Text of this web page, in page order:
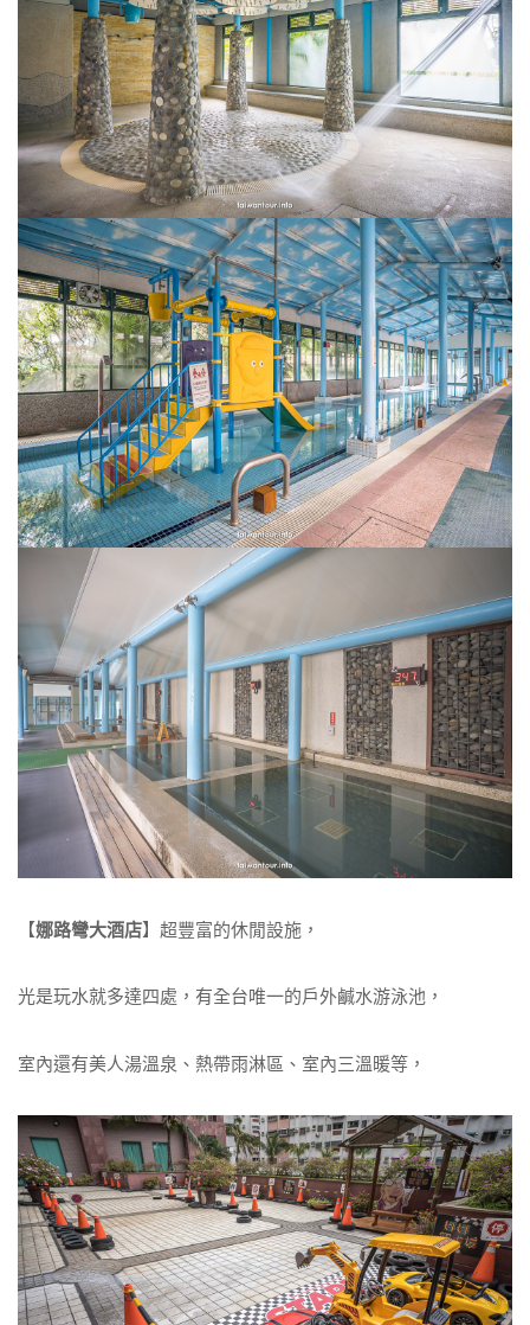
【娜路彎大酒店】超豐富的休閒設施，
光是玩水就多達四處，有全台唯一的戶外鹹水游泳池，
室內還有美人湯溫泉、熱帶雨淋區、室內三溫暖等，